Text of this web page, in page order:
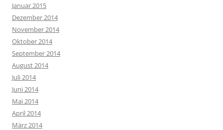
Januar 2015
Dezember 2014
November 2014
Oktober 2014
September 2014
August 2014
Juli 2014
Juni 2014
Mai 2014
April 2014
März 2014